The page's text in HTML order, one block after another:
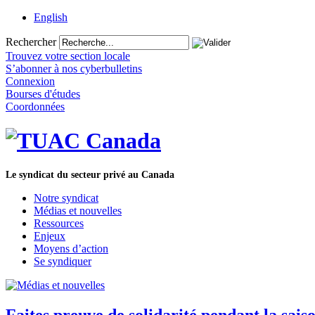
English
Rechercher
Trouvez votre section locale
S’abonner à nos cyberbulletins
Connexion
Bourses d'études
Coordonnées
Le syndicat du secteur privé au Canada
Notre syndicat
Médias et nouvelles
Ressources
Enjeux
Moyens d’action
Se syndiquer